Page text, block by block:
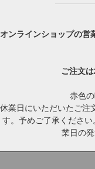
オンラインショップの営
ご注文
赤色
休業日にいただいたご注
す。予めご了承くださ
業日の